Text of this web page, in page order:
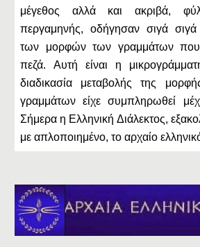
μέγεθος αλλά και ακριβά,
περγαμηνής, οδήγησαν σιγά
των μορφών των γραμμάτων που
πεζά. Αυτή είναι η
διαδικασία μεταβολής της
γραμμάτων είχε συμπληρωθεί
Σήμερα η Ελληνική Διάλεκτος,
με απλοποιημένο, το αρχαίο